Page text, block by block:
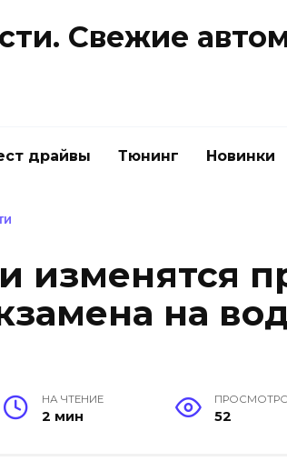
Свежие
драйвы Тюнинг Новинки
изменятся
на
НА ЧТЕНИЕ
2 мин 52